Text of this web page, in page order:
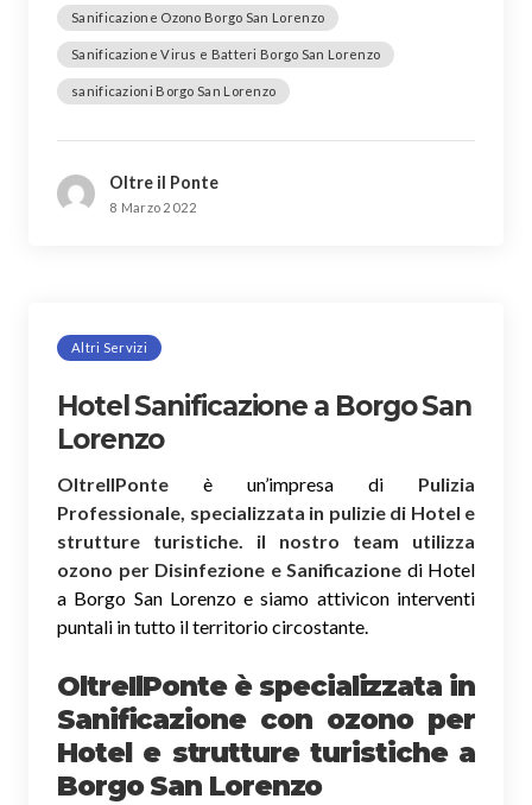
Sanificazione Ozono Borgo San Lorenzo
Sanificazione Virus e Batteri Borgo San Lorenzo
sanificazioni Borgo San Lorenzo
Oltre il Ponte
8 Marzo 2022
Altri Servizi
Hotel Sanificazione a Borgo San
Lorenzo
OltreIlPonte è un’impresa di Pulizia
Professionale, specializzata in pulizie di Hotel e
strutture turistiche. il nostro team utilizza
ozono per Disinfezione e Sanificazione di Hotel
a Borgo San Lorenzo e siamo attivicon interventi
puntali in tutto il territorio circostante.
OltreIlPonte è specializzata in
Sanificazione con ozono per
Hotel e strutture turistiche a
Borgo San Lorenzo